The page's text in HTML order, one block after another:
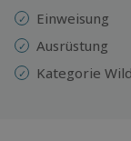
Einweisung
Ausrüstung
Kategorie